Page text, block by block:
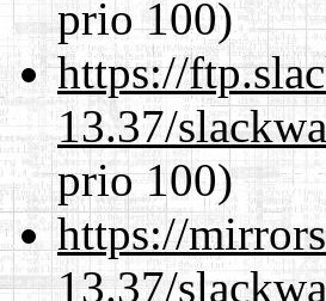
prio 100)
https://
13.37/
prio 100)
https://
13.37/